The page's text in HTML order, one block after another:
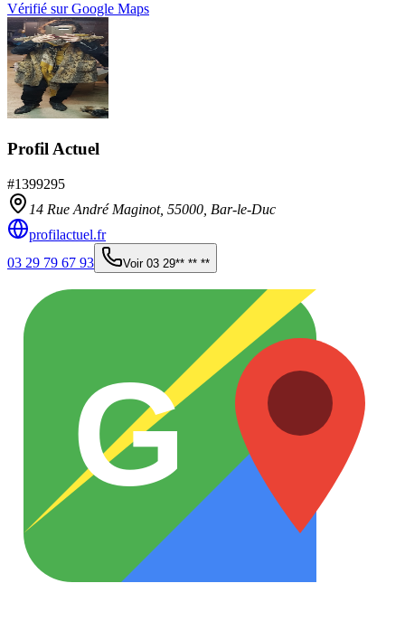
Vérifié sur Google Maps
Profil Actuel
#1399295
14 Rue André Maginot, 55000 Bar-le-Duc
profilactuel.fr
03 29 79 67 93
Voir 03 29** ** **
G